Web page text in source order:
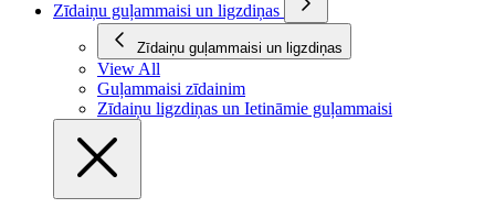
Zīdaiņu guļammaisi un ligzdiņas
Zīdaiņu guļammaisi un ligzdiņas
View All
Guļammaisi zīdainim
Zīdaiņu ligzdiņas un Ietināmie guļammaisi